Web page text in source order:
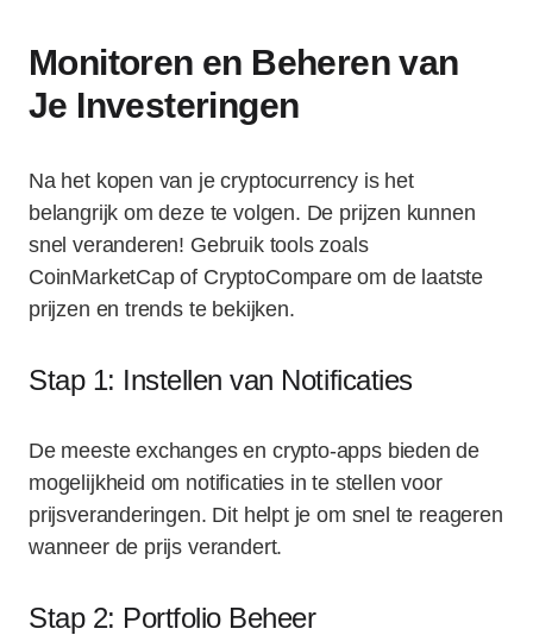
Monitoren en Beheren van
Je Investeringen
Na het kopen van je cryptocurrency is het
belangrijk om deze te volgen. De prijzen kunnen
snel veranderen! Gebruik tools zoals
CoinMarketCap of CryptoCompare om de laatste
prijzen en trends te bekijken.
Stap 1: Instellen van Notificaties
De meeste exchanges en crypto-apps bieden de
mogelijkheid om notificaties in te stellen voor
prijsveranderingen. Dit helpt je om snel te reageren
wanneer de prijs verandert.
Stap 2: Portfolio Beheer